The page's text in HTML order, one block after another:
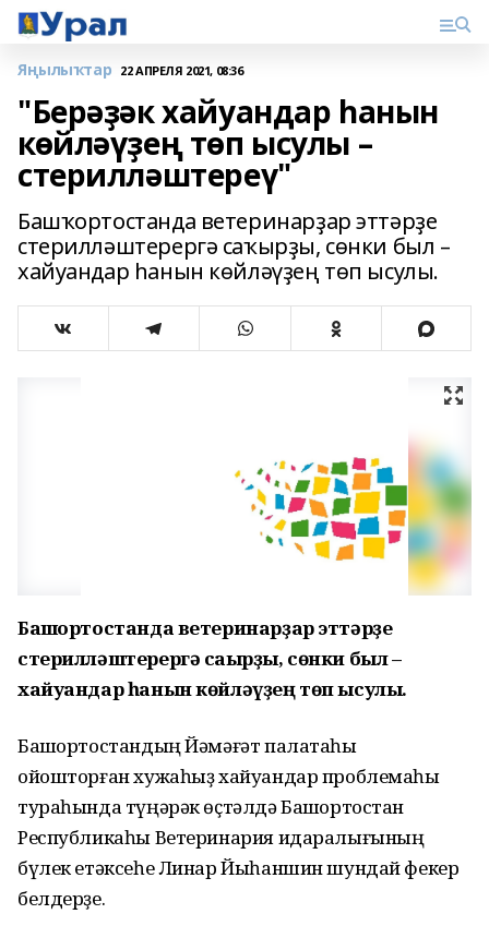
Яңылыҡтар 22 АПРЕЛЯ 2021, 08:36
"Берәҙәк хайуандар һанын
көйләүҙең төп ысулы –
стерилләштереү"
Башҡортостанда ветеринарҙар эттәрҙе
стерилләштерергә саҡырҙы, сөнки был –
хайуандар һанын көйләүҙең төп ысулы.
Башҡортостанда ветеринарҙар эттәрҙе
стерилләштерергә саҡырҙы, сөнки был –
хайуандар һанын көйләүҙең төп ысулы.
Башҡортостандың Йәмәғәт палатаһы
ойошторған хужаһыҙ хайуандар проблемаһы
тураһында түңәрәк өҫтәлдә Башҡортостан
Республикаһы Ветеринария идаралығының
бүлек етәксеһе Линар Йыһаншин шундай фекер
белдерҙе.